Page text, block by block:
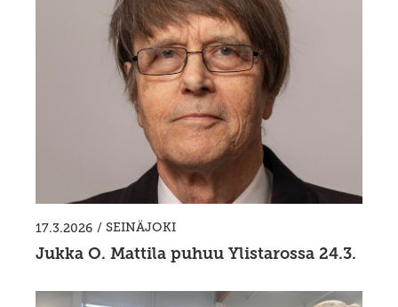
17.3.2026 / SEINÄJOKI
Jukka O. Mattila puhuu Ylistarossa 24.3.